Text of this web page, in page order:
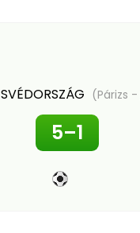
SVÉDORSZÁG (Párizs -
5–1